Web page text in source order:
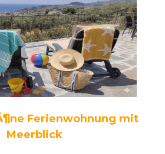
Ferienwohnung mit
Meerblick